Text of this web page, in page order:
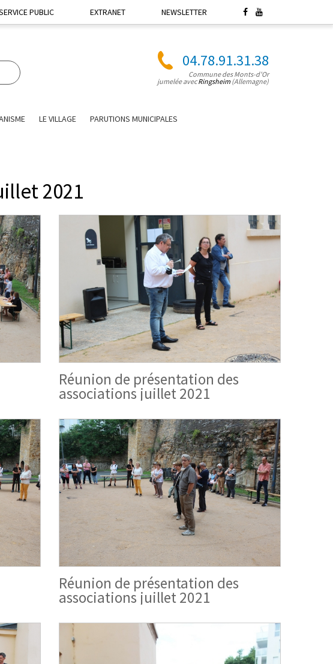
PUBLIC EXTRANET NEWSLETTER
04.78.91.31.38
Commune des Monts-d'Or
jumelée avecRingsheim (Allemagne)
LE VILLAGE PARUTIONS MUNICIPALES
2021
Réunion de présentation des
associations juillet 2021
Réunion de présentation des
associations juillet 2021